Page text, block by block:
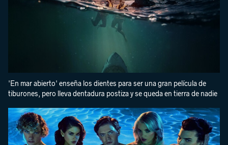
'En mar abierto' enseña los dientes para ser una gran película de
tiburones, pero lleva dentadura postiza y se queda en tierra de nadie